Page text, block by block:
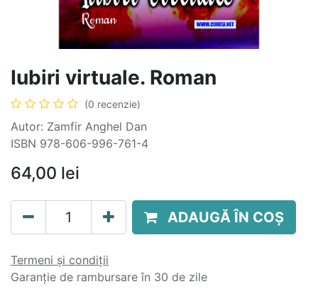
Iubiri virtuale. Roman
(0 recenzie)
Autor: Zamfir Anghel Dan
ISBN 978-606-996-761-4
64,00 lei
ADAUGĂ ÎN COȘ
Termeni și condiții
Garanție de rambursare în 30 de zile